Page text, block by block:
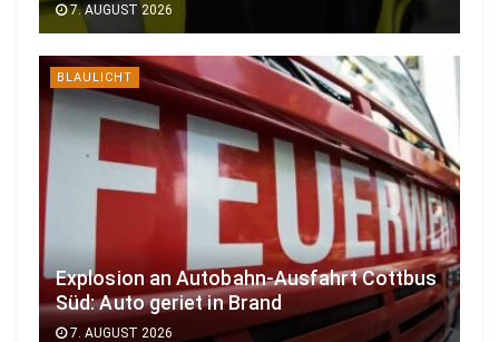
7. AUGUST 2026
BLAULICHT
Explosion an Autobahn-Ausfahrt Cottbus
Süd: Auto geriet in Brand
7. AUGUST 2026